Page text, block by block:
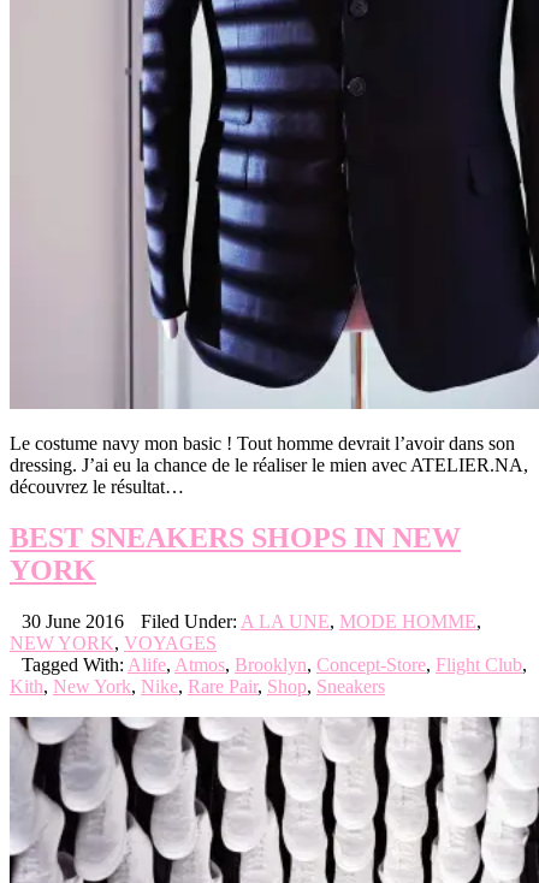
Le costume navy mon basic ! Tout homme devrait l’avoir dans son
dressing. J’ai eu la chance de le réaliser le mien avec ATELIER.NA,
découvrez le résultat…
BEST SNEAKERS SHOPS IN NEW
YORK
30 June 2016 Filed Under: A LA UNE, MODE HOMME,
NEW YORK, VOYAGES
Tagged With: Alife, Atmos, Brooklyn, Concept-Store, Flight Club,
Kith, New York, Nike, Rare Pair, Shop, Sneakers